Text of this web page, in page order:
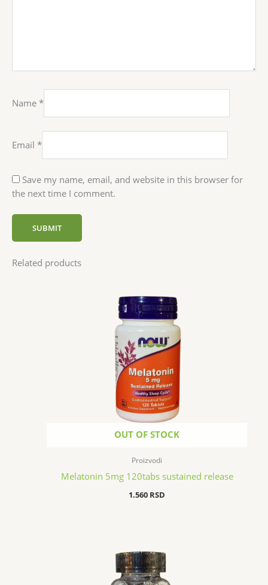
Name *
Email *
Save my name, email, and website in this browser for
the next time I comment.
Related products
OUT OF STOCK
Proizvodi
Melatonin 5mg 120tabs sustained release
1.560 RSD